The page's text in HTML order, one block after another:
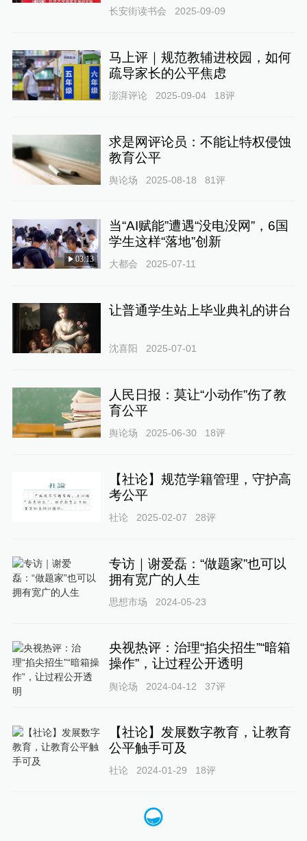
长安街读书会 2025-09-09
马上评｜规范教辅进校园，如何
疏导家长的公平焦虑
澎湃评论 2025-09-04 18评
求是网评论员：不能让特权侵蚀
教育公平
舆论场 2025-08-18 81评
03:13
当“AI赋能”遭遇“没电没网”，6国
学生这样“落地”创新
大都会 2025-07-11
让普通学生站上毕业典礼的讲台
沈喜阳 2025-07-01
人民日报：莫让“小动作”伤了教
育公平
舆论场 2025-06-30 18评
【社论】规范学籍管理，守护高
考公平
社论 2025-02-07 28评
专访｜谢爱磊：“做题家”也可以
拥有宽广的人生
思想市场 2024-05-23
央视热评：治理“掐尖招生”“暗箱
操作”，让过程公开透明
舆论场 2024-04-12 37评
【社论】发展数字教育，让教育
公平触手可及
社论 2024-01-29 18评